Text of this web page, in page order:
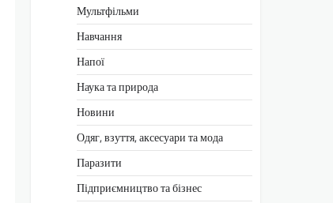
Мультфільми
Навчання
Напої
Наука та природа
Новини
Одяг, взуття, аксесуари та мода
Паразити
Підприємництво та бізнес